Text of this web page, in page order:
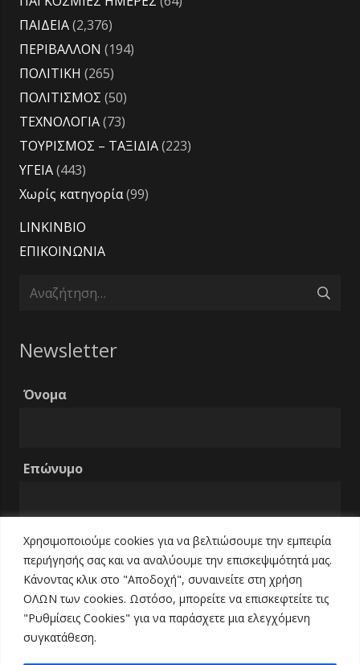
Χρησιμοποιούμε cookies για να βελτιώσουμε την εμπειρία
περιήγησής σας και να αναλύουμε την επισκεψιμότητά μας.
Κάνοντας κλικ στο "Αποδοχή", συναινείτε στη χρήση
ΟΛΩΝ των cookies. Ωστόσο, μπορείτε να επισκεφτείτε τις
"Ρυθμίσεις Cookies" για να παράσχετε μια ελεγχόμενη
συγκατάθεση.
ΠΑΙΔΕΙΑ(2,376)
ΠΕΡΙΒΑΛΛΟΝ (194)
ΠΟΛΙΤΙΚΗ (265)
ΠΟΛΙΤΙΣΜΟΣ (50)
ΤΕΧΝΟΛΟΓΙΑ(73)
ΤΟΥΡΙΣΜΟΣ – ΤΑΞΙΔΙΑ(223)
ΥΓΕΙΑ(443)
Χωρίς κατηγορία(99)
LINKINBIO
ΕΠΙΚΟΙΝΩΝΙΑ
Αναζήτηση
Newsletter
Όνομα
Επώνυμο
Email
Τηλέφωνο